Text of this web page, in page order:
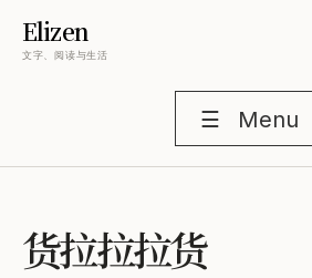
Elizen
文字、阅读与生活
☰ Menu
货拉拉拉货